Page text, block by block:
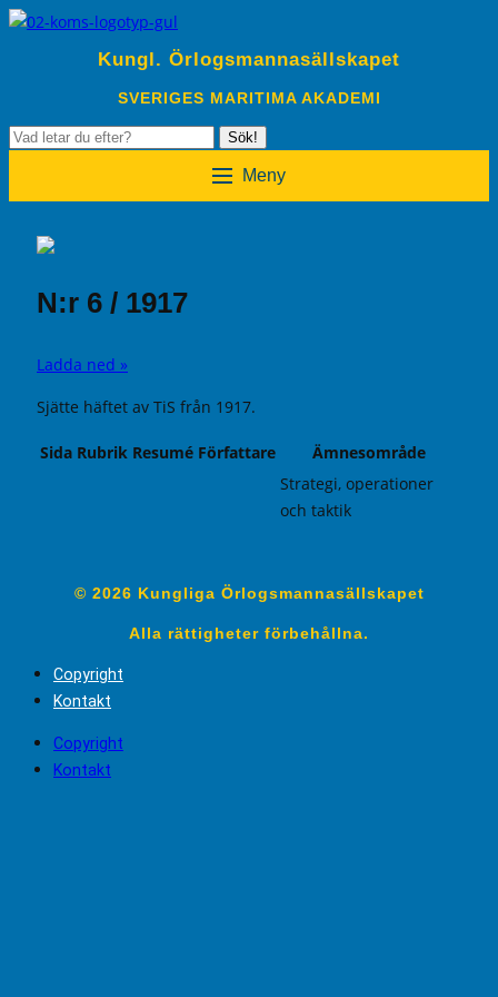
Kungl. Örlogsmannasällskapet
SVERIGES MARITIMA AKADEMI
Sök
Sök!
Meny
N:r 6 / 1917
Ladda ned »
Sjätte häftet av TiS från 1917.
Sida Rubrik Resumé Författare
Ämnesområde
Strategi, operationer
och taktik
© 2026 Kungliga Örlogsmannasällskapet
Alla rättigheter förbehållna.
Copyright
Kontakt
Copyright
Kontakt